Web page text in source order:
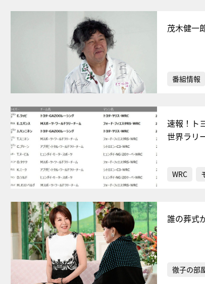
茂木健一
番組情報
速報！ト
世界ラリ
WRC
誰の葬式
徹子の部